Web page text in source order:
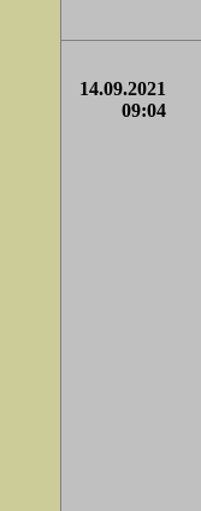
14.09.2021
09:04